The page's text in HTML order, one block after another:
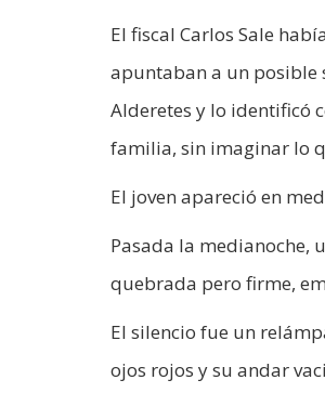
El fiscal Carlos Sale
apuntaban a un posible
Alderetes y lo identificó
familia, sin imaginar lo
El joven apareció en
Pasada la medianoche,
quebrada pero firme,
El silencio fue un
ojos rojos y su andar